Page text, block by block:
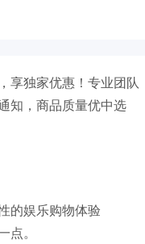
享独家优惠！专业团队
知，商品质量优中选
的娱乐购物体验
点。